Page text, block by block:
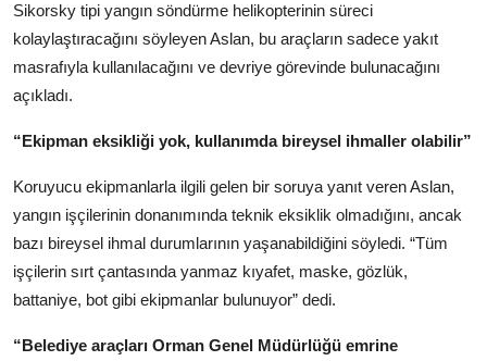
Sikorsky tipi yangın söndürme helikopterinin süreci
kolaylaştıracağını söyleyen Aslan, bu araçların sadece yakıt
masrafıyla kullanılacağını ve devriye görevinde bulunacağını
açıkladı.
“Ekipman eksikliği yok, kullanımda bireysel ihmaller olabilir”
Koruyucu ekipmanlarla ilgili gelen bir soruya yanıt veren Aslan,
yangın işçilerinin donanımında teknik eksiklik olmadığını, ancak
bazı bireysel ihmal durumlarının yaşanabildiğini söyledi. “Tüm
işçilerin sırt çantasında yanmaz kıyafet, maske, gözlük,
battaniye, bot gibi ekipmanlar bulunuyor” dedi.
“Belediye araçları Orman Genel Müdürlüğü emrine